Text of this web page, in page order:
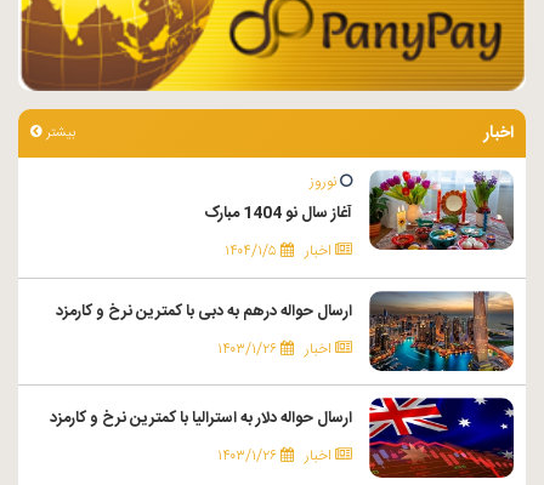
اخبار بیشتر
نوروز
آغاز سال نو 1404 مبارک
اخبار ۱۴۰۴/۱/۵
ارسال حواله درهم به دبی با کمترین نرخ و کارمزد
اخبار ۱۴۰۳/۱/۲۶
ارسال حواله دلار به استرالیا با کمترین نرخ و کارمزد
اخبار ۱۴۰۳/۱/۲۶